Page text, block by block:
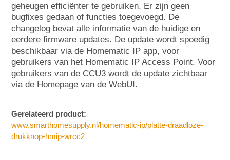
geheugen efficiënter te gebruiken. Er zijn geen
bugfixes gedaan of functies toegevoegd. De
changelog bevat alle informatie van de huidige en
eerdere firmware updates. De update wordt spoedig
beschikbaar via de Homematic IP app, voor
gebruikers van het Homematic IP Access Point. Voor
gebruikers van de CCU3 wordt de update zichtbaar
via de Homepage van de WebUI.
Gerelateerd product:
www.smarthomesupply.nl/homematic-ip/platte-draadloze-
drukknop-hmip-wrcc2